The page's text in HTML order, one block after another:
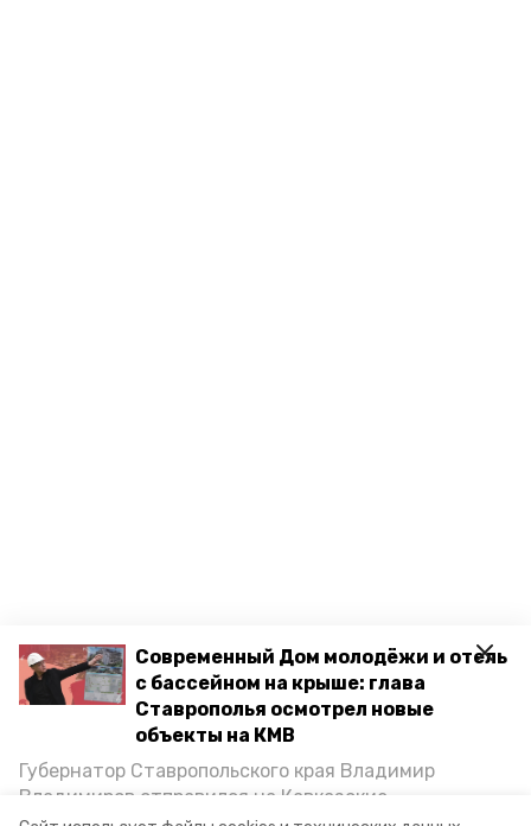
Современный Дом молодёжи и отель
с бассейном на крыше: глава
Ставрополья осмотрел новые
объекты на КМВ
Губернатор Ставропольского края Владимир
Владимиров отправился на Кавказские